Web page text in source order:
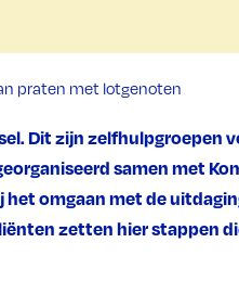
praten met lotgenoten
Dit zijn zelfhulpgroepen
samen met
omgaan met de
zetten hier stappen